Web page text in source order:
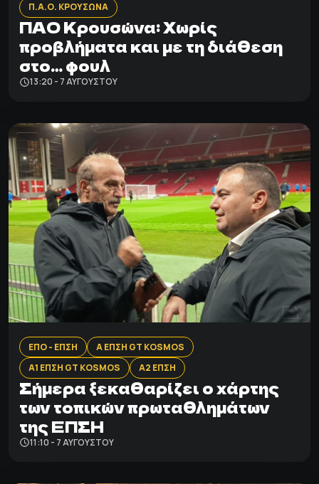
Π.Α.Ο. ΚΡΟΥΣΩΝΑ
ΠΑΟ Κρουσώνα: Χωρίς
προβλήματα και με τη διάθεση
στο… φουλ
13:20 - 7 ΑΥΓΟΎΣΤΟΥ
ΕΠΟ - ΕΠΣΗ
Α ΕΠΣΗ GT KOSMOS
Α1 ΕΠΣΗ GT KOSMOS
Α2 ΕΠΣΗ
Σήμερα ξεκαθαρίζει ο χάρτης
των τοπικών πρωταθλημάτων
της ΕΠΣΗ
11:10 - 7 ΑΥΓΟΎΣΤΟΥ